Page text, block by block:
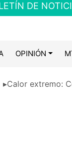
DE
OPINIÓN
▸Calor extremo: